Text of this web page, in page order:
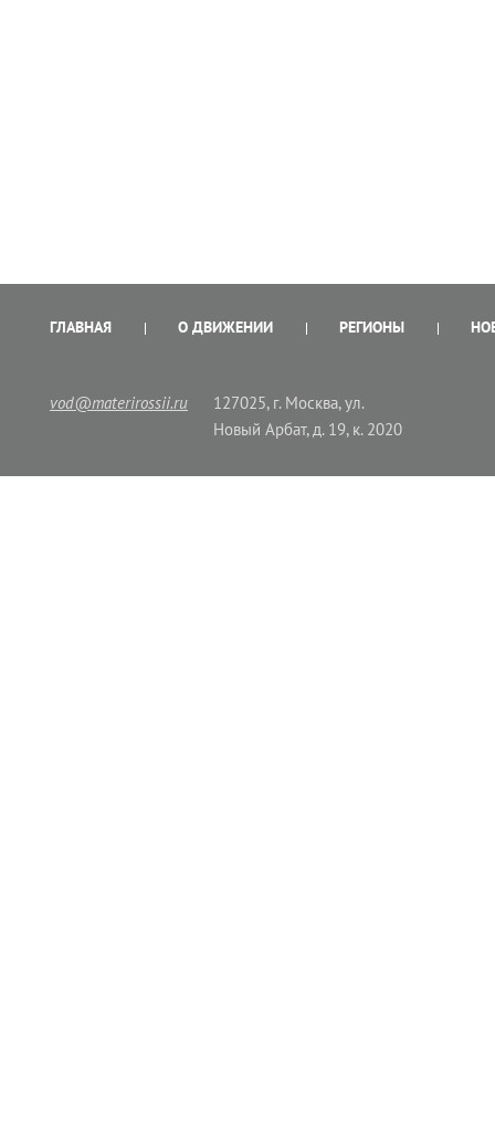
ГЛАВНАЯ О ДВИЖЕНИИ РЕГИОНЫ
vod@materirossii.ru
127025, г. Москва, ул.
Новый Арбат, д. 19, к. 2020